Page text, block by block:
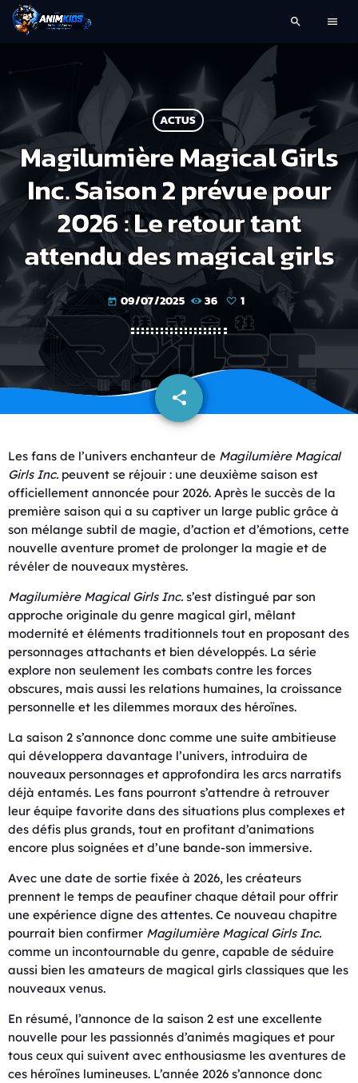
search menu
ACTUS
Magilumière Magical Girls
Inc. Saison 2 prévue pour
2026 : Le retour tant
attendu des magical girls
today 09/07/2025 36 1
share
email
Les fans de l’univers enchanteur de Magilumière Magical
Girls Inc. peuvent se réjouir : une deuxième saison est
officiellement annoncée pour 2026. Après le succès de la
première saison qui a su captiver un large public grâce à
son mélange subtil de magie, d’action et d’émotions, cette
nouvelle aventure promet de prolonger la magie et de
révéler de nouveaux mystères.
Magilumière Magical Girls Inc. s’est distingué par son
approche originale du genre magical girl, mêlant
modernité et éléments traditionnels tout en proposant des
personnages attachants et bien développés. La série
explore non seulement les combats contre les forces
obscures, mais aussi les relations humaines, la croissance
personnelle et les dilemmes moraux des héroïnes.
La saison 2 s’annonce donc comme une suite ambitieuse
qui développera davantage l’univers, introduira de
nouveaux personnages et approfondira les arcs narratifs
déjà entamés. Les fans pourront s’attendre à retrouver
leur équipe favorite dans des situations plus complexes et
des défis plus grands, tout en profitant d’animations
encore plus soignées et d’une bande-son immersive.
Avec une date de sortie fixée à 2026, les créateurs
prennent le temps de peaufiner chaque détail pour offrir
une expérience digne des attentes. Ce nouveau chapitre
pourrait bien confirmer Magilumière Magical Girls Inc.
comme un incontournable du genre, capable de séduire
aussi bien les amateurs de magical girls classiques que les
nouveaux venus.
En résumé, l’annonce de la saison 2 est une excellente
nouvelle pour les passionnés d’animés magiques et pour
tous ceux qui suivent avec enthousiasme les aventures de
ces héroïnes lumineuses. L’année 2026 s’annonce donc